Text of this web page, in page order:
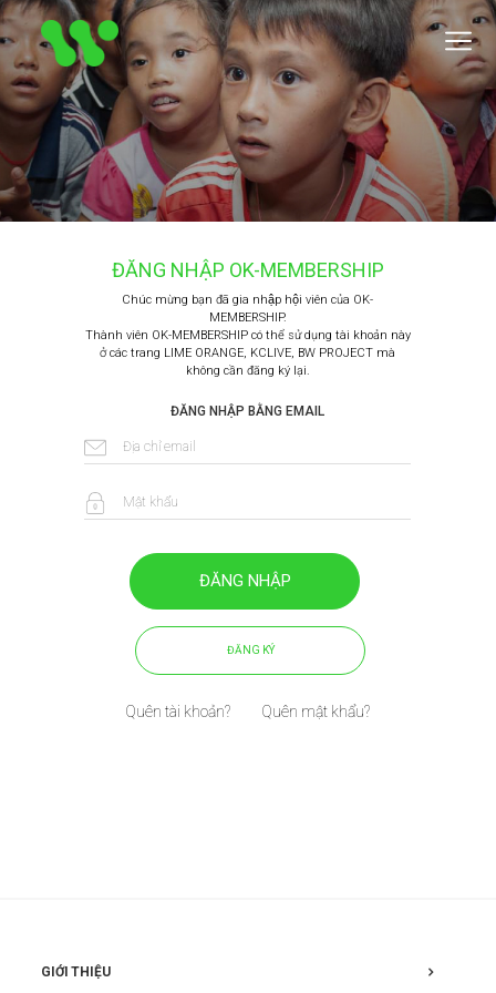
ĐĂNG NHẬP OK-MEMBERSHIP
Chúc mừng bạn đã gia nhập hội viên của OK-
MEMBERSHIP.
Thành viên OK-MEMBERSHIP có thể sử dụng tài khoản này
ở các trang LIME ORANGE, KCLIVE, BW PROJECT mà
không cần đăng ký lại.
ĐĂNG NHẬP BẰNG EMAIL
ĐĂNG NHẬP
ĐĂNG KÝ
Quên tài khoản? Quên mật khẩu?
GIỚI THIỆU